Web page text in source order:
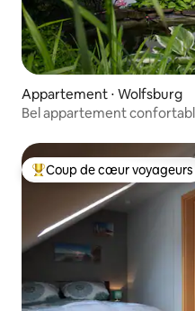
Appartement ⋅ Wolfsburg
Bel appartement
Coups de cœur voyageurs
Coup de cœur voyageurs